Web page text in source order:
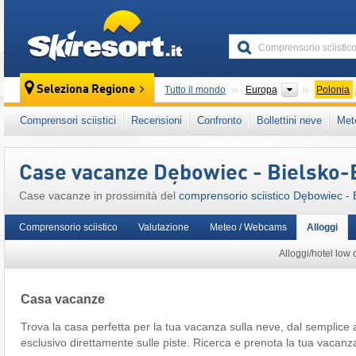
Seleziona Regione Tutto il mondo Europa Continenti
Polonia
Questo comprensorio sciistico è presente
Carpazi Polacchi
Monti Beschidi Carpazi
Comprensori sciistici Recensioni Confronto Bollettini neve
Case vacanze Dębowiec - Bielsko-
Case vacanze in prossimità del comprensorio sciistico Dębowiec -
Comprensorio sciistico Valutazione Meteo / Webcams Alloggi
Alloggi/hotel low
Casa vacanze
Trova la casa perfetta per la tua vacanza sulla neve, dal semplice
esclusivo direttamente sulle piste. Ricerca e prenota la tua